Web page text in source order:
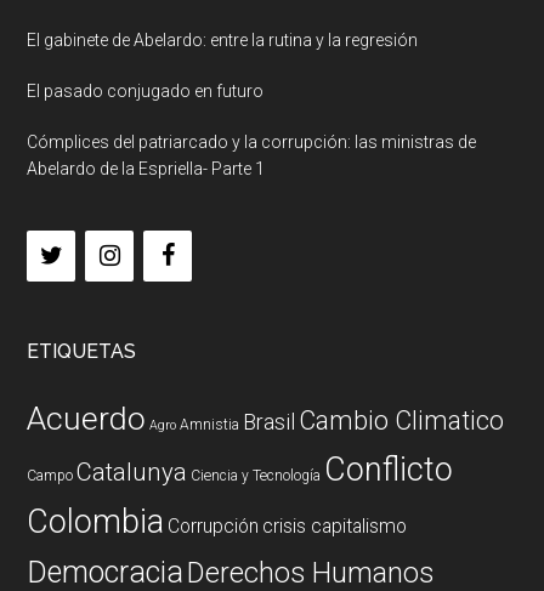
El gabinete de Abelardo: entre la rutina y la regresión
El pasado conjugado en futuro
Cómplices del patriarcado y la corrupción: las ministras de
Abelardo de la Espriella- Parte 1
ETIQUETAS
Acuerdo Agro Amnistia Brasil Cambio Climatico
Campo Catalunya Ciencia y Tecnología Conflicto
Colombia Corrupción crisis capitalismo
DemocraciaDerechos Humanos